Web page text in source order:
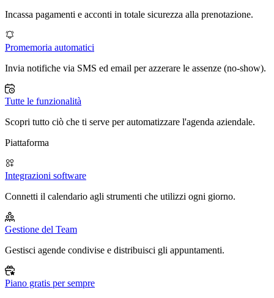
Incassa pagamenti e acconti in totale sicurezza alla prenotazione.
Promemoria automatici
Invia notifiche via SMS ed email per azzerare le assenze (no-show).
Tutte le funzionalità
Scopri tutto ciò che ti serve per automatizzare l'agenda aziendale.
Piattaforma
Integrazioni software
Connetti il calendario agli strumenti che utilizzi ogni giorno.
Gestione del Team
Gestisci agende condivise e distribuisci gli appuntamenti.
Piano gratis per sempre